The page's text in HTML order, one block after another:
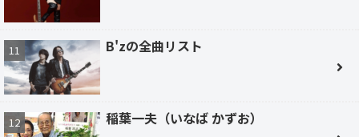
B'zの全曲リスト
稲葉一夫（いなば かずお）